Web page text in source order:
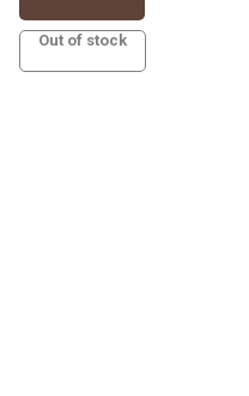
Out of stock